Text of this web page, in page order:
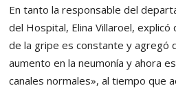
En tanto la responsable del
del Hospital, Elina Villaroel,
de la gripe es constante y agregó
aumento en la neumonía y ahora
canales normales», al tiempo que